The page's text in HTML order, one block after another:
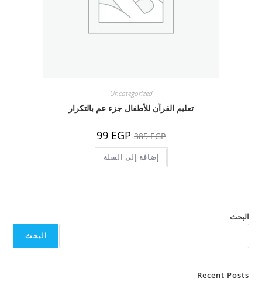
Uncategorized
تعليم القرآن للأطفال جزء عم بالتكرار
385EGP السعر
الأصلي
هو:
385 EGP.
99 EGP
هو:
إضافة إلى السلة
البحث
البحث
Recent Posts